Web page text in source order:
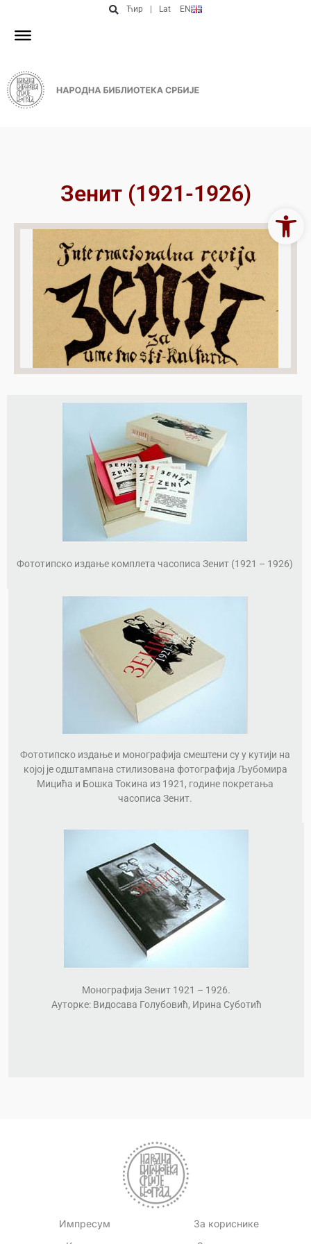
Ћир Lat EN
Зенит (1921-1926)
Погледајте онлајн
све бројеве часописа Зенит, једног од најзначајнијих
авангардних часописа на територији Југославије.
Фототипско издање комплета часописа Зенит (1921 – 1926)
Фототипско издање и монографија смештени су у кутији на
којој је одштампана стилизована фотографија Љубомира
Мицића и Бошка Токина из 1921, године покретања
часописа Зенит.
Монографија Зенит 1921 – 1926.
Ауторке: Видосава Голубовић, Ирина Суботић
Импресум
За кориснике